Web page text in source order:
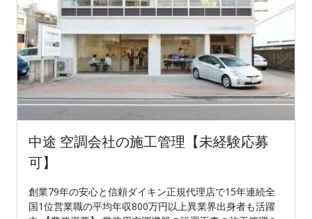
中途 空調会社の施工管理【未経験応募
可】
創業79年の安心と信頼ダイキン正規代理店で15年連続全
国1位営業職の平均年収800万円以上異業界出身者も活躍